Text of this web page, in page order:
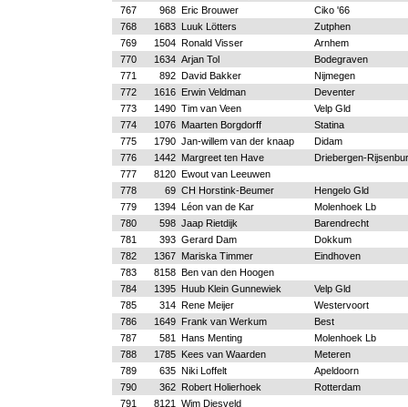
767
968 Eric Brouwer
Ciko '66
768
1683 Luuk Lötters
Zutphen
769
1504 Ronald Visser
Arnhem
770
1634 Arjan Tol
Bodegraven
771
892 David Bakker
Nijmegen
772
1616 Erwin Veldman
Deventer
773
1490 Tim van Veen
Velp Gld
774
1076 Maarten Borgdorff
Statina
775
1790 Jan-willem van der knaap
Didam
776
1442 Margreet ten Have
Driebergen-
777
8120 Ewout van Leeuwen
778
69 CH Horstink-Beumer
Hengelo Gld
779
1394 Léon van de Kar
Molenhoek Lb
780
598 Jaap Rietdijk
Barendrecht
781
393 Gerard Dam
Dokkum
782
1367 Mariska Timmer
Eindhoven
783
8158 Ben van den Hoogen
784
1395 Huub Klein Gunnewiek
Velp Gld
785
314 Rene Meijer
Westervoort
786
1649 Frank van Werkum
Best
787
581 Hans Menting
Molenhoek Lb
788
1785 Kees van Waarden
Meteren
789
635 Niki Loffelt
Apeldoorn
790
362 Robert Holierhoek
Rotterdam
791
8121 Wim Diesveld